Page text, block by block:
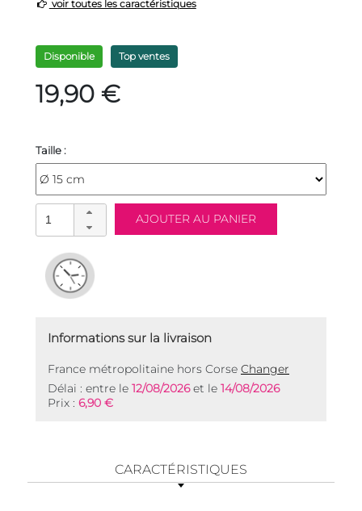
voir toutes les caractéristiques
Disponible Top ventes
19,90 €
Taille :
Informations sur la livraison
France métropolitaine hors Corse Changer
Délai : entre le 12/08/2026et le 14/08/2026
Prix : 6,90 €
CARACTÉRISTIQUES